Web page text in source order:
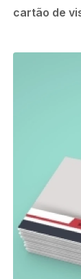
cartão de